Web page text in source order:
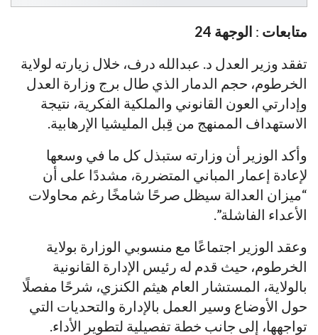
متابعات : الوجهة 24
تفقد وزير العدل د. عبدالله درف، خلال زيارته لولاية
الخرطوم، حجم الدمار الذي طال برج وزارة العدل
وإدارتي العون القانوني والملكية الفكرية، نتيجة
الاستهداف الممنهج من قِبل المليشيا الإرهابية.
وأكد الوزير أن وزارته ستبذل كل ما في وسعها
لإعادة إعمار المباني المتضررة، مشددًا على أن
“ميزان العدالة سيظل صرحًا شامخًا رغم محاولات
الأعداء الفاشلة”.
وعقد الوزير اجتماعًا مع منسوبي الوزارة بولاية
الخرطوم، حيث قدم له رئيس الإدارة القانونية
بالولاية، المستشار العام هيثم الكنزي، شرحًا مفصلًا
حول الأوضاع وسير العمل بالإدارة والتحديات التي
تواجهها، إلى جانب خطة تفصيلية لتطوير الأداء.